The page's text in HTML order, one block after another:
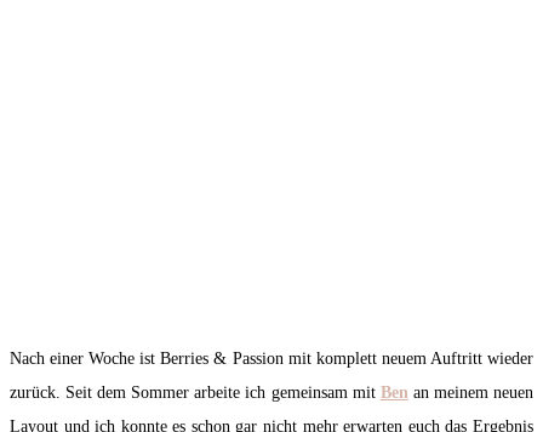
Nach einer Woche ist Berries & Passion mit komplett neuem Auftritt wieder
zurück. Seit dem Sommer arbeite ich gemeinsam mit Benan meinem neuen
Layout und ich konnte es schon gar nicht mehr erwarten euch das Ergebnis